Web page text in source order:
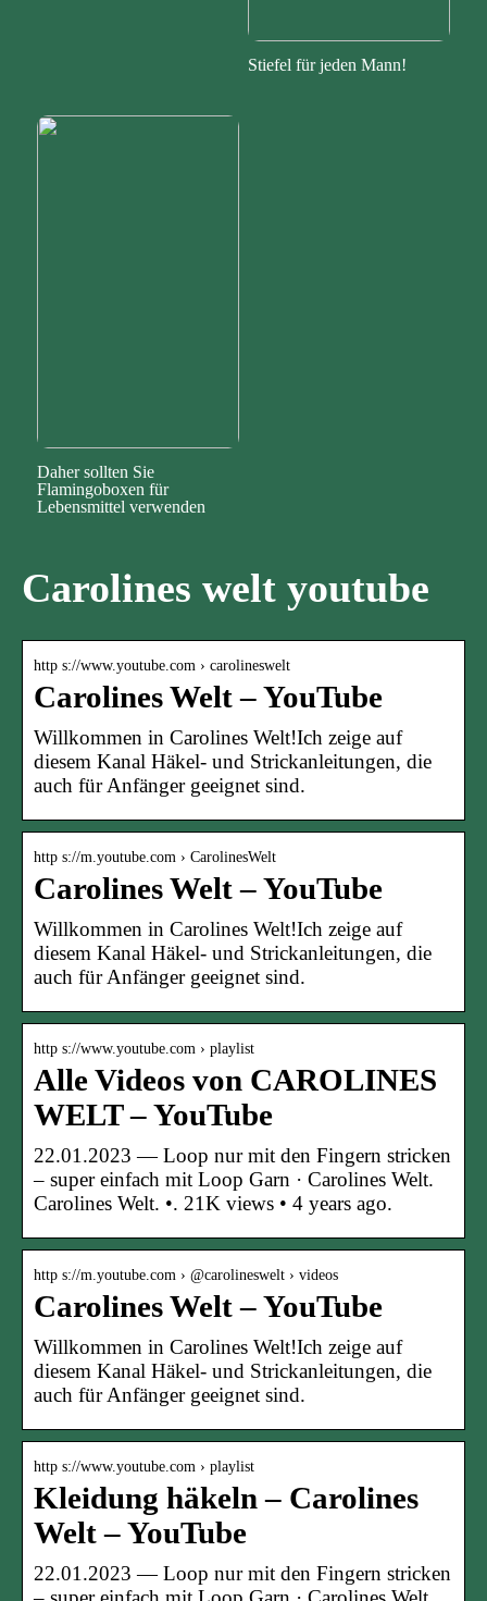
Stiefel für jeden Mann!
Daher sollten Sie
Flamingoboxen für
Lebensmittel verwenden
Carolines welt youtube
http s://www.youtube.com › carolineswelt
Carolines Welt – YouTube
Willkommen in Carolines Welt!Ich zeige auf
diesem Kanal Häkel- und Strickanleitungen, die
auch für Anfänger geeignet sind.
http s://m.youtube.com › CarolinesWelt
Carolines Welt – YouTube
Willkommen in Carolines Welt!Ich zeige auf
diesem Kanal Häkel- und Strickanleitungen, die
auch für Anfänger geeignet sind.
http s://www.youtube.com › playlist
Alle Videos von CAROLINES
WELT – YouTube
22.01.2023 — Loop nur mit den Fingern stricken
– super einfach mit Loop Garn · Carolines Welt.
Carolines Welt. •. 21K views • 4 years ago.
http s://m.youtube.com › @carolineswelt › videos
Carolines Welt – YouTube
Willkommen in Carolines Welt!Ich zeige auf
diesem Kanal Häkel- und Strickanleitungen, die
auch für Anfänger geeignet sind.
http s://www.youtube.com › playlist
Kleidung häkeln – Carolines
Welt – YouTube
22.01.2023 — Loop nur mit den Fingern stricken